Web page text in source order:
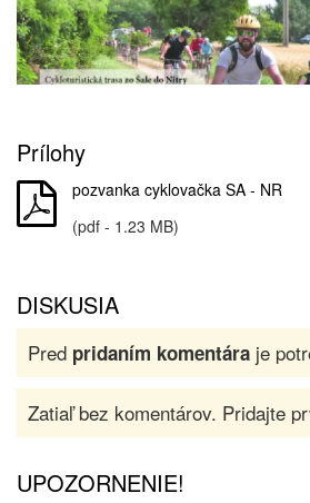
Prílohy
pozvanka cyklovačka SA - NR
(pdf - 1.23 MB)
DISKUSIA
Pred pridaním komentára je
Zatiaľ bez komentárov. Pridajte
UPOZORNENIE!